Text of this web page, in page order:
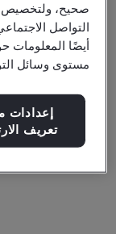
تصفية حسب:
صحيح، ولتخصيص
التواصل
أيضًا المعلومات
مستوى وسائل
إعدادات
تعريف